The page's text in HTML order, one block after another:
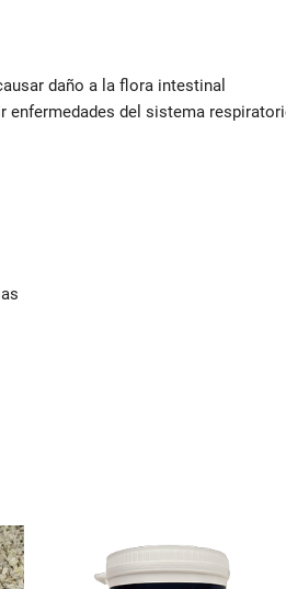
daño a la flora intestinal
enfermedades del sistema